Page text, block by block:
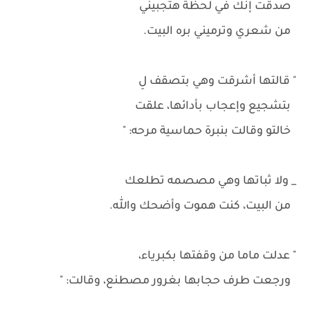
صدقت إنك في لحظة هتجبيني
من شعري وترميني بره البيت.
" قالتها أشرقت وهي بتصقف لِ
بتشجيع وإعجاب بأدائها، علقت
خالتو وقالت بنبرة حماسية مرحه: "
_ ولا ثباتها وهي مصصمه تطلعك
من البيت، كنت هموت وأضحك والله.
" عدلت ماما من وقفتها بكبرياء،
ورجعت طرف حجابها بغرور مصطنع، وقالت: "